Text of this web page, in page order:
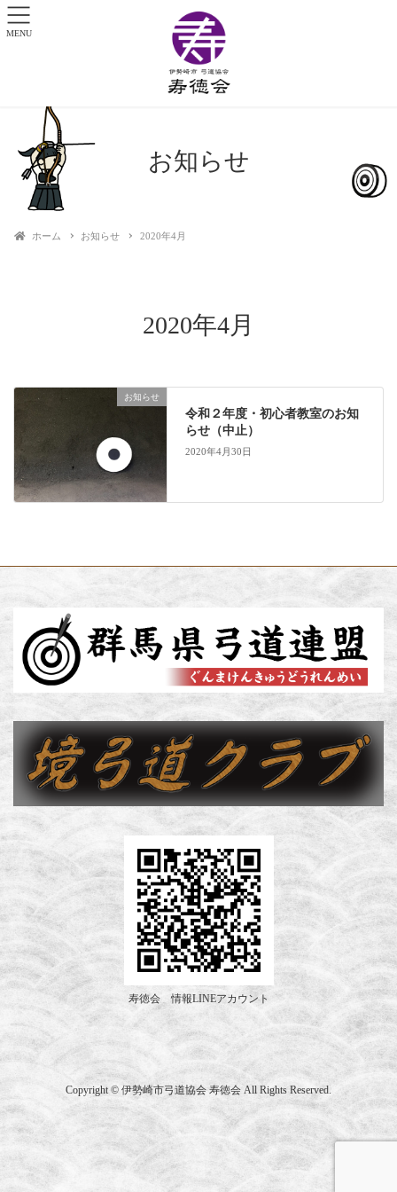
お知らせ
ホーム お知らせ 2020年4月
2020年4月
お知らせ
令和２年度・初心者教室のお知
らせ（中止）
2020年4月30日
寿徳会 情報LINEアカウント
Copyright © 伊勢崎市弓道協会 寿徳会 All Rights Reserved.
MENU